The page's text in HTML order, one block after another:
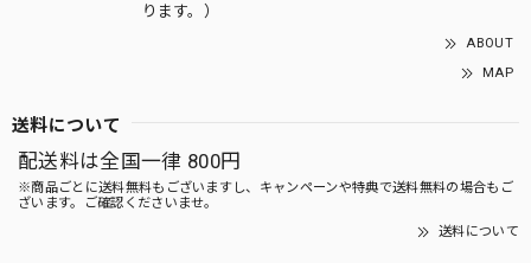
ります。）
ABOUT
MAP
送料について
配送料は全国一律 800円
※商品ごとに送料無料もございますし、キャンペーンや特典で送料無料の場合もご
ざいます。ご確認くださいませ。
送料について